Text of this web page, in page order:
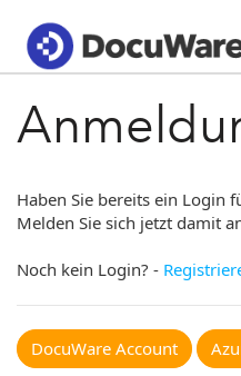
Haben Sie bereits ein Login
Melden Sie sich jetzt damit
Noch kein Login? -
DocuWare Account